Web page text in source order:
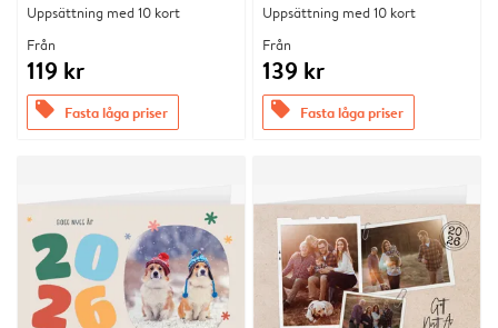
Uppsättning med 10 kort
Från
119 kr
offers Fasta låga priser
Uppsättning med 10 kort
Från
139 kr
offers Fasta låga priser